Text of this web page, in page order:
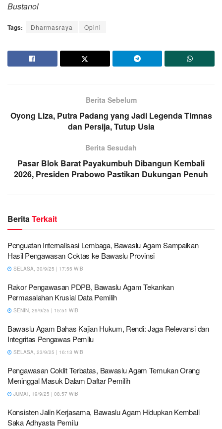
Bustanol
Tags: Dharmasraya Opini
Berita Sebelum
Oyong Liza, Putra Padang yang Jadi Legenda Timnas
dan Persija, Tutup Usia
Berita Sesudah
Pasar Blok Barat Payakumbuh Dibangun Kembali
2026, Presiden Prabowo Pastikan Dukungan Penuh
BeritaTerkait
Penguatan Internalisasi Lembaga, Bawaslu Agam Sampaikan
Hasil Pengawasan Coktas ke Bawaslu Provinsi
SELASA, 30/9/25 | 17:55 WIB
Rakor Pengawasan PDPB, Bawaslu Agam Tekankan
Permasalahan Krusial Data Pemilih
SENIN, 29/9/25 | 15:51 WIB
Bawaslu Agam Bahas Kajian Hukum, Rendi: Jaga Relevansi dan
Integritas Pengawas Pemilu
SELASA, 23/9/25 | 16:13 WIB
Pengawasan Coklit Terbatas, Bawaslu Agam Temukan Orang
Meninggal Masuk Dalam Daftar Pemilih
JUMAT, 19/9/25 | 08:57 WIB
Konsisten Jalin Kerjasama, Bawaslu Agam Hidupkan Kembali
Saka Adhyasta Pemilu